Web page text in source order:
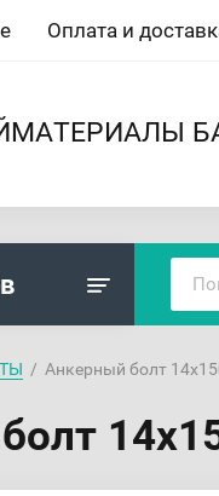
Оплата и
/  Анкерный болт